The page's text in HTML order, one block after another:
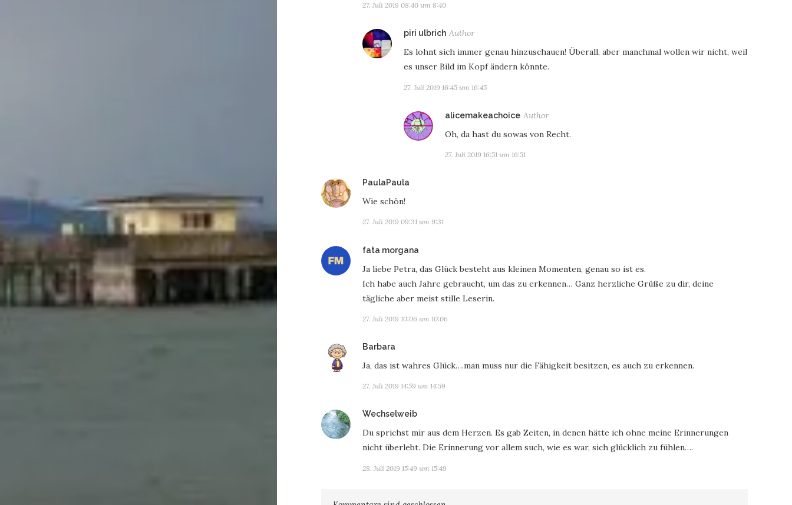
27. Juli 2019 08:40 um 8:40
piri ulbrich sagt:
Es lohnt sich immer genau hinzuschauen! Überall, aber manchmal wollen wir nicht, weil
es unser Bild im Kopf ändern könnte.
27. Juli 2019 16:45 um 16:45
alicemakeachoice sagt:
Oh, da hast du sowas von Recht.
27. Juli 2019 16:51 um 16:51
PaulaPaula
Wie schön!
27. Juli 2019 09:31 um 9:31
fata morgana
Ja liebe Petra, das Glück besteht aus kleinen Momenten, genau so ist es.
Ich habe auch Jahre gebraucht, um das zu erkennen… Ganz herzliche Grüße zu dir, deine
tägliche aber meist stille Leserin.
27. Juli 2019 10:06 um 10:06
Barbara
Ja, das ist wahres Glück….man muss nur die Fähigkeit besitzen, es auch zu erkennen.
27. Juli 2019 14:59 um 14:59
Wechselweibsagt:
Du sprichst mir aus dem Herzen. Es gab Zeiten, in denen hätte ich ohne meine Erinnerungen
nicht überlebt. Die Erinnerung vor allem such, wie es war, sich glücklich zu fühlen….
28. Juli 2019 15:49 um 15:49